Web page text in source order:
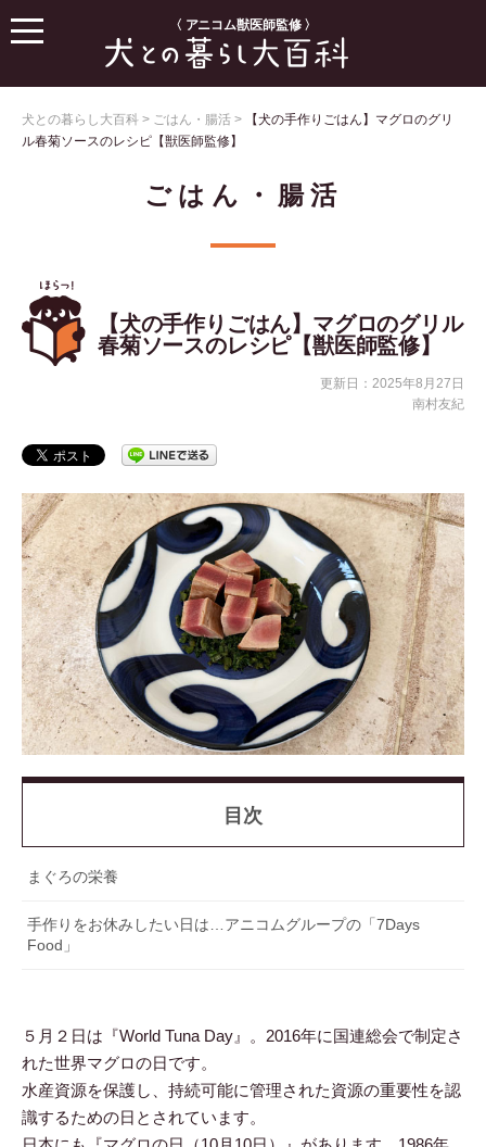
〈 アニコム獣医師監修 〉
犬との暮らし大百科 > ごはん・腸活 >
【犬の手作りごはん】マグロのグリ
ル春菊ソースのレシピ【獣医師監修】
ごはん・腸活
【犬の手作りごはん】マグロのグリル
春菊ソースのレシピ【獣医師監修】
更新日：2025年8月27日
南村友紀
目次
まぐろの栄養
手作りをお休みしたい日は…アニコムグループの「7Days
Food」
５月２日は『World Tuna Day』。2016年に国連総会で制定さ
れた世界マグロの日です。
水産資源を保護し、持続可能に管理された資源の重要性を認
識するための日とされています。